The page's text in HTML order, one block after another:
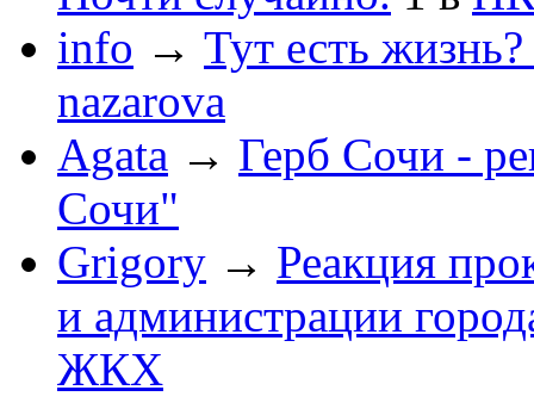
info → Тут есть
nazarova
Agata → Герб Сочи -
Сочи"
Grigory → Реакция
и администрации
ЖКХ